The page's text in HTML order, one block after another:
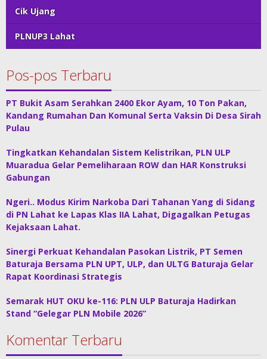
Cik Ujang
PLNUP3 Lahat
Pos-pos Terbaru
PT Bukit Asam Serahkan 2400 Ekor Ayam, 10 Ton Pakan,
Kandang Rumahan Dan Komunal Serta Vaksin Di Desa Sirah
Pulau
Tingkatkan Kehandalan Sistem Kelistrikan, PLN ULP
Muaradua Gelar Pemeliharaan ROW dan HAR Konstruksi
Gabungan
Ngeri.. Modus Kirim Narkoba Dari Tahanan Yang di Sidang
di PN Lahat ke Lapas Klas IIA Lahat, Digagalkan Petugas
Kejaksaan Lahat.
Sinergi Perkuat Kehandalan Pasokan Listrik, PT Semen
Baturaja Bersama PLN UPT, ULP, dan ULTG Baturaja Gelar
Rapat Koordinasi Strategis
Semarak HUT OKU ke-116: PLN ULP Baturaja Hadirkan
Stand “Gelegar PLN Mobile 2026”
Komentar Terbaru